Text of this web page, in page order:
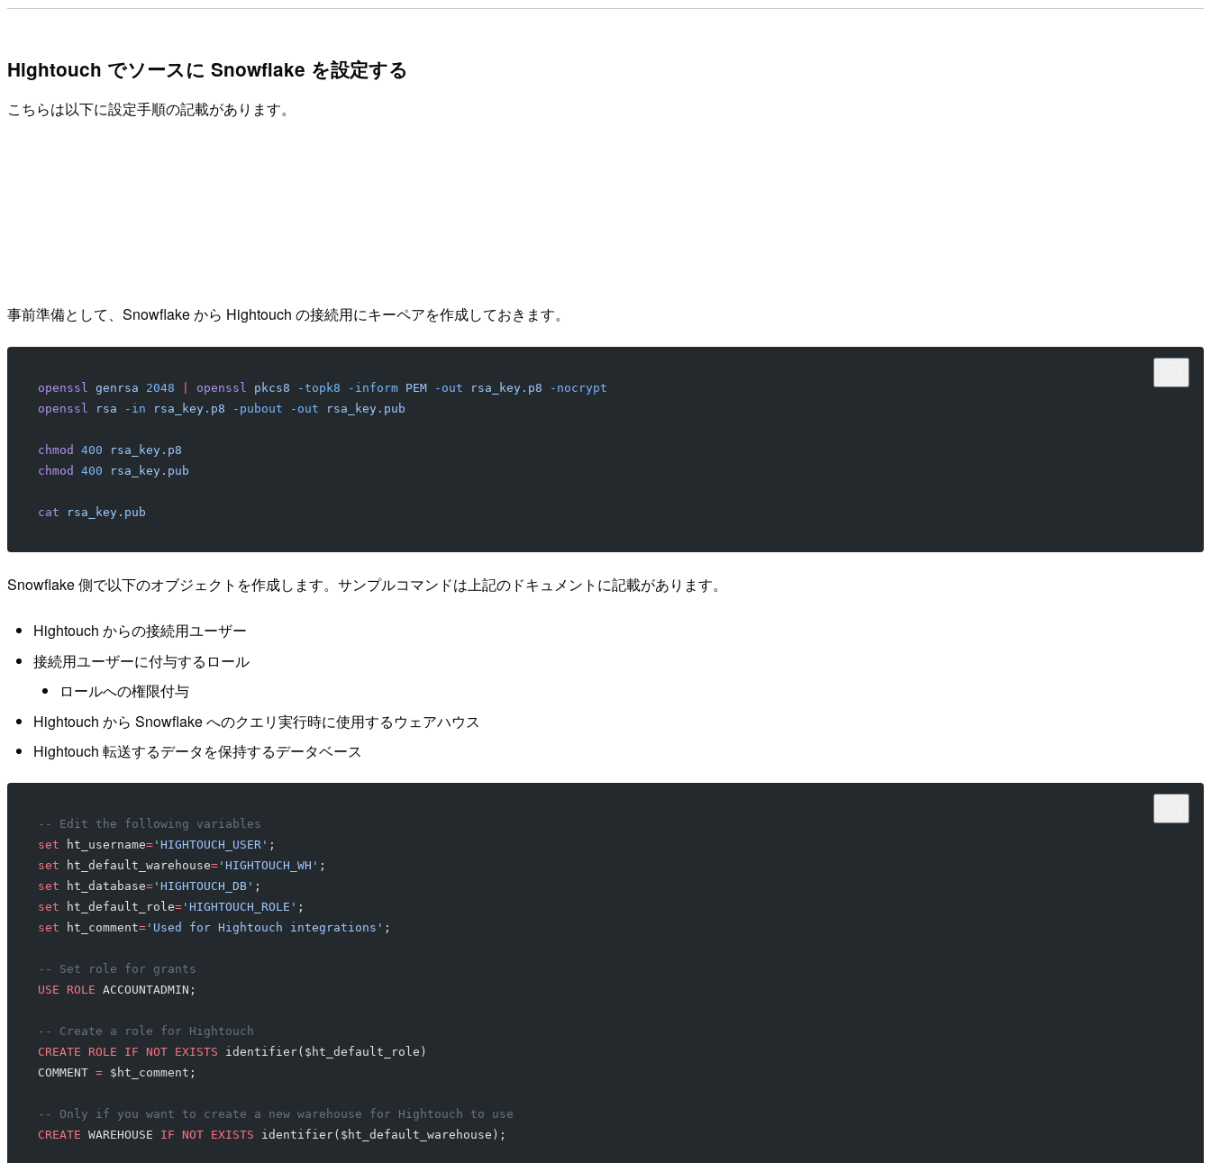
Hightouch でソースに Snowflake を設定する
こちらは以下に設定手順の記載があります。
事前準備として、Snowflake から Hightouch の接続用にキーペアを作成しておきます。
openssl genrsa 2048 openssl pkcs8 -topk8 -inform PEM -out rsa_key.p8 -nocrypt
openssl
rsa -in rsa_key.p8 -pubout -out rsa_key.pub
chmod 400 rsa_key.p8
chmod
400 rsa_key.pub
cat rsa_key.pub
Snowflake 側で以下のオブジェクトを作成します。サンプルコマンドは上記のドキュメントに記載があります。
Hightouch からの接続用ユーザー
接続用ユーザーに付与するロール
ロールへの権限付与
Hightouch から Snowflake へのクエリ実行時に使用するウェアハウス
Hightouch 転送するデータを保持するデータベース
-- Edit the following variables
set ht_username='HIGHTOUCH_USER' ;
set ht_default_warehouse='HIGHTOUCH_WH' ;
set ht_database='HIGHTOUCH_DB' ;
set ht_default_role='HIGHTOUCH_ROLE' ;
set ht_comment='Used for Hightouch integrations' ;
-- Set role for grants
USE ROLE ACCOUNTADMIN;
-- Create a role for Hightouch
CREATE ROLE IF NOT EXISTS identifier($ht_default_role)
COMMENT = $ht_comment;
-- Only if you want to create a new warehouse for Hightouch to use
CREATE WAREHOUSE IF NOT EXISTS identifier($ht_default_warehouse);